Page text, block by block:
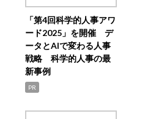
「第4回科学的人事アワ
ード2025」を開催 デ
ータとAIで変わる人事
戦略 科学的人事の最
新事例
PR